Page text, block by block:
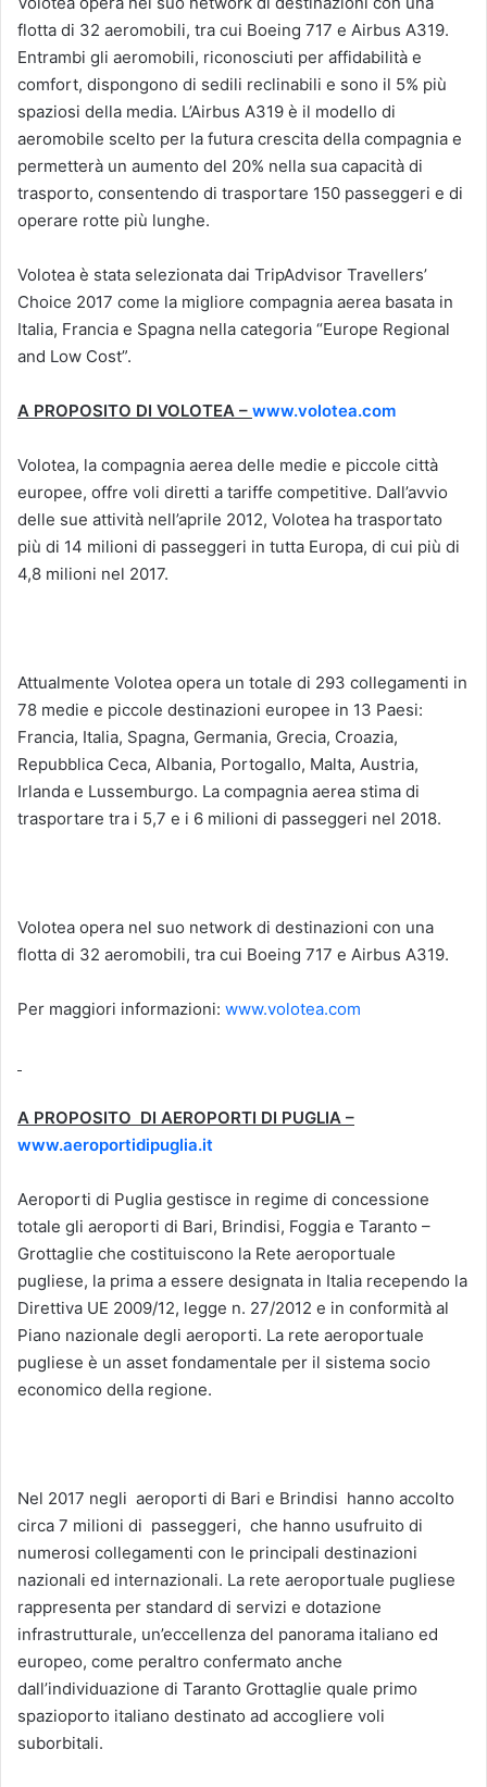
flotta di 32 aeromobili, tra cui Boeing 717 e Airbus A319.
Entrambi gli aeromobili, riconosciuti per affidabilità e
comfort, dispongono di sedili reclinabili e sono il 5% più
spaziosi della media. L’Airbus A319 è il modello di
aeromobile scelto per la futura crescita della compagnia e
permetterà un aumento del 20% nella sua capacità di
trasporto, consentendo di trasportare 150 passeggeri e di
operare rotte più lunghe.
Volotea è stata selezionata dai TripAdvisor Travellers’
Choice 2017 come la migliore compagnia aerea basata in
Italia, Francia e Spagna nella categoria “Europe Regional
and Low Cost”.
A PROPOSITO DI VOLOTEA – www.volotea.com
Volotea, la compagnia aerea delle medie e piccole città
europee, offre voli diretti a tariffe competitive. Dall’avvio
delle sue attività nell’aprile 2012, Volotea ha trasportato
più di 14 milioni di passeggeri in tutta Europa, di cui più di
4,8 milioni nel 2017.
Attualmente Volotea opera un totale di 293 collegamenti in
78 medie e piccole destinazioni europee in 13 Paesi:
Francia, Italia, Spagna, Germania, Grecia, Croazia,
Repubblica Ceca, Albania, Portogallo, Malta, Austria,
Irlanda e Lussemburgo. La compagnia aerea stima di
trasportare tra i 5,7 e i 6 milioni di passeggeri nel 2018.
Volotea opera nel suo network di destinazioni con una
flotta di 32 aeromobili, tra cui Boeing 717 e Airbus A319.
Per maggiori informazioni: www.volotea.com
A PROPOSITO DI AEROPORTI DI PUGLIA –
www.aeroportidipuglia.it
Aeroporti di Puglia gestisce in regime di concessione
totale gli aeroporti di Bari, Brindisi, Foggia e Taranto –
Grottaglie che costituiscono la Rete aeroportuale
pugliese, la prima a essere designata in Italia recependo la
Direttiva UE 2009/12, legge n. 27/2012 e in conformità al
Piano nazionale degli aeroporti. La rete aeroportuale
pugliese è un asset fondamentale per il sistema socio
economico della regione.
Nel 2017 negli aeroporti di Bari e Brindisi hanno accolto
circa 7 milioni di passeggeri, che hanno usufruito di
numerosi collegamenti con le principali destinazioni
nazionali ed internazionali. La rete aeroportuale pugliese
rappresenta per standard di servizi e dotazione
infrastrutturale, un’eccellenza del panorama italiano ed
europeo, come peraltro confermato anche
dall’individuazione di Taranto Grottaglie quale primo
spazioporto italiano destinato ad accogliere voli
suborbitali.